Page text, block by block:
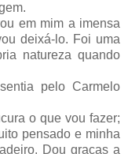
em mim a imensa
deixá-lo. Foi uma
natureza quando
pelo Carmelo
o que vou fazer;
pensado e minha
Dou graças a